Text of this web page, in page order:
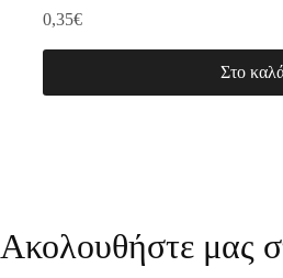
0,35€
Στο
Ακολουθήστε μας